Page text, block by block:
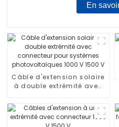
En
Câble d'extension solaire
à double extrémité avec
systèmes
photovoltaïques 1000 V
1500 V